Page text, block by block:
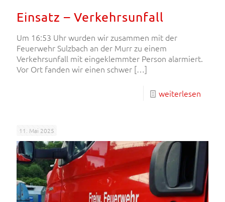
Einsatz – Verkehrsunfall
Um 16:53 Uhr wurden wir zusammen mit der
Feuerwehr Sulzbach an der Murr zu einem
Verkehrsunfall mit eingeklemmter Person alarmiert.
Vor Ort fanden wir einen schwer […]
weiterlesen
11. Mai 2025